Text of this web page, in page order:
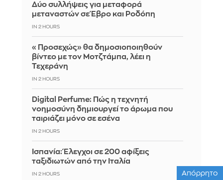
Δύο συλλήψεις για μεταφορά
μεταναστών σε Έβρο και Ροδόπη
IN 2 HOURS
«Προσεχώς» θα δημοσιοποιηθούν
βίντεο με τον Μοτζτάμπα, λέει η
Τεχεράνη
IN 2 HOURS
Digital Perfume: Πώς η τεχνητή
νοημοσύνη δημιουργεί το άρωμα που
ταιριάζει μόνο σε εσένα
IN 2 HOURS
Ισπανία: Έλεγχοι σε 200 αφίξεις
ταξιδιωτών από την Ιταλία
IN 2 HOURS Απόρρητο